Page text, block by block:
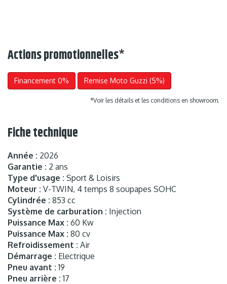
Actions promotionnelles*
Financement 0% Remise Moto Guzzi (5%)
*Voir les détails et les conditions en showroom.
Fiche technique
Année : 2026
Garantie : 2 ans
Type d'usage : Sport & Loisirs
Moteur : V-TWIN, 4 temps 8 soupapes SOHC
Cylindrée : 853 cc
Système de carburation : Injection
Puissance Max : 60 Kw
Puissance Max : 80 cv
Refroidissement : Air
Démarrage : Electrique
Pneu avant : 19
Pneu arrière : 17